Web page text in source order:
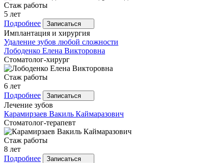
Стаж работы
5 лет
Подробнее
Записаться
Имплантация и хирургия
Удаление зубов любой сложности
Лободенко Елена Викторовна
Стоматолог-хирург
Стаж работы
6 лет
Подробнее
Записаться
Лечение зубов
Карамирзаев Вакиль Каймаразович
Стоматолог-терапевт
Стаж работы
8 лет
Подробнее
Записаться